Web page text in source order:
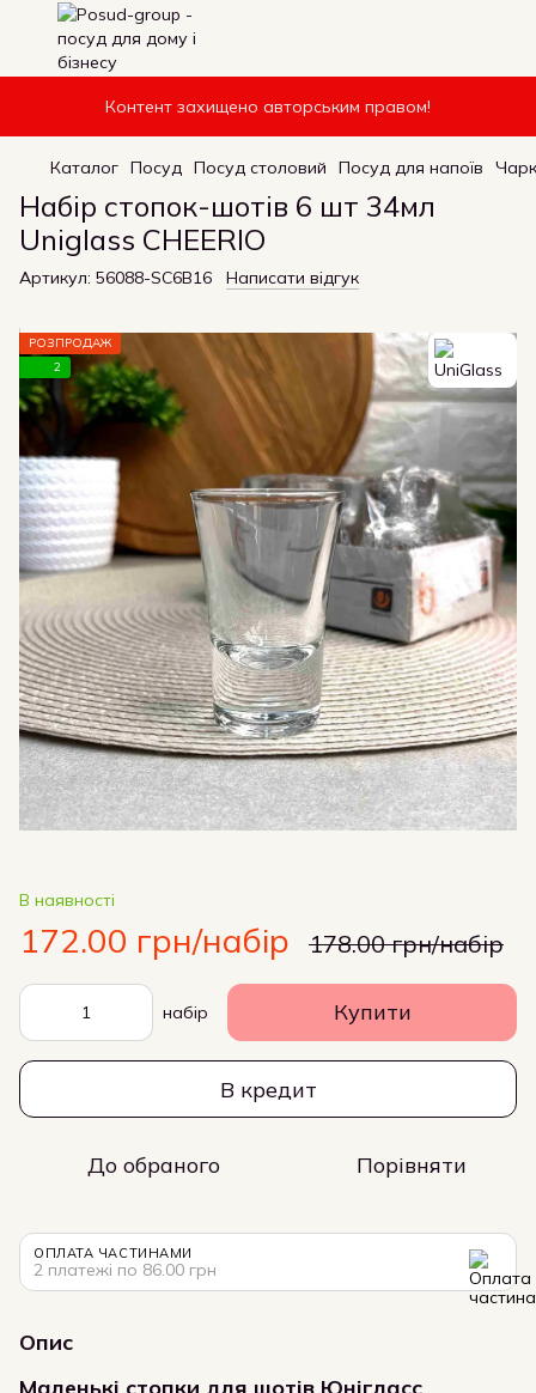
Контент захищено авторським правом!
Каталог Посуд Посуд столовий Посуд для напоїв
Набір стопок-шотів 6 шт 34мл
Uniglass CHEERIO
Артикул: 56088-SC6B16 Написати відгук
РОЗПРОДАЖ
2
В наявності
172.00 грн/набір 178.00 грн/набір
набір Купити
В кредит
До обраного Порівняти
ОПЛАТА ЧАСТИНАМИ
2 платежі по 86.00 грн
Опис